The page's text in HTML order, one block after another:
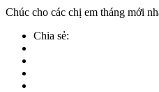
Chúc cho các chị em tháng mới
Chia sẻ: